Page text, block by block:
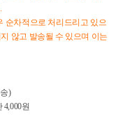
순차적으로 처리드리고 있으
않고 발송될 수 있으며 이는
)
4,000원